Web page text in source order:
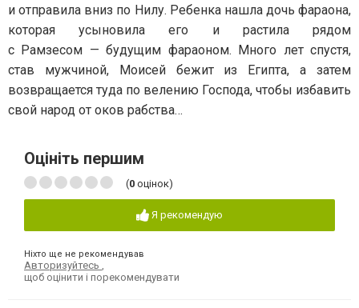
и отправила вниз по Нилу. Ребенка нашла дочь фараона,
которая усыновила его и растила рядом
с Рамзесом — будущим фараоном. Много лет спустя,
став мужчиной, Моисей бежит из Египта, а затем
возвращается туда по велению Господа, чтобы избавить
свой народ от оков рабства…
Оцініть першим
(0 оцінок)
Я рекомендую
Ніхто ще не рекомендував
Авторизуйтесь ,
щоб оцінити і порекомендувати